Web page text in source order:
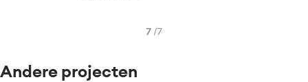
7 /7
Andere projecten